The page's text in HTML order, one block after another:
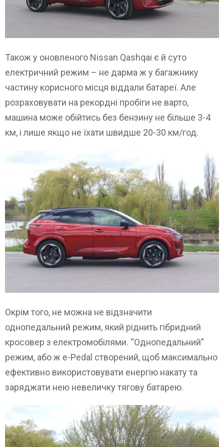
Також у оновленого Nissan Qashqai є й суто
електричний режим – не дарма ж у багажнику
частину корисного місця віддали батареї. Але
розраховувати на рекордні пробіги не варто,
машина може обійтись без бензину не більше 3-4
км, і лише якщо не їхати швидше 20-30 км/год.
Окрім того, не можна не відзначити
однопедальний режим, який ріднить гібридний
кросовер з електромобілями. “Однопедальний”
режим, або ж e-Pedal створений, щоб максимально
ефективно використовувати енергію накату та
заряджати нею невеличку тягову батарею.